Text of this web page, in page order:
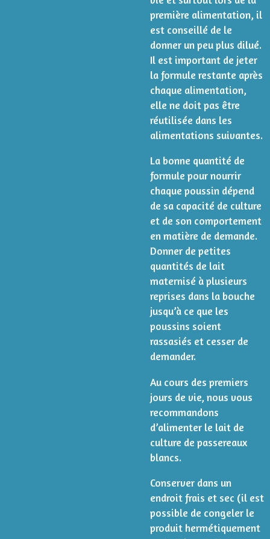
première alimentation, il
est conseillé de le
donner un peu plus dilué.
Il est important de jeter
la formule restante après
chaque alimentation,
elle ne doit pas être
réutilisée dans les
alimentations suivantes.
La bonne quantité de
formule pour nourrir
chaque poussin dépend
de sa capacité de culture
et de son comportement
en matière de demande.
Donner de petites
quantités de lait
maternisé à plusieurs
reprises dans la bouche
jusqu’à ce que les
poussins soient
rassasiés et cesser de
demander.
Au cours des premiers
jours de vie, nous vous
recommandons
d’alimenter le lait de
culture de passereaux
blancs.
Conserver dans un
endroit frais et sec (il est
possible de congeler le
produit hermétiquement